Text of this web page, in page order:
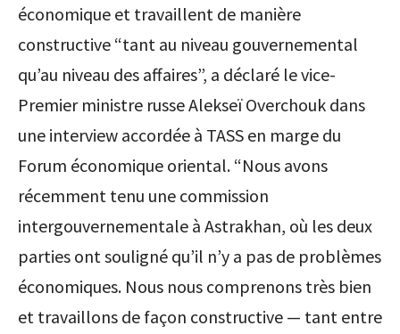
économique et travaillent de manière
constructive “tant au niveau gouvernemental
qu’au niveau des affaires”, a déclaré le vice-
Premier ministre russe Alekseï Overchouk dans
une interview accordée à TASS en marge du
Forum économique oriental. “Nous avons
récemment tenu une commission
intergouvernementale à Astrakhan, où les deux
parties ont souligné qu’il n’y a pas de problèmes
économiques. Nous nous comprenons très bien
et travaillons de façon constructive — tant entre